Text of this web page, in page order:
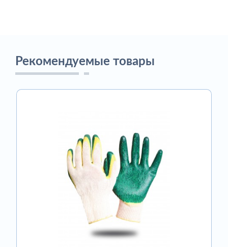
Рекомендуемые товары